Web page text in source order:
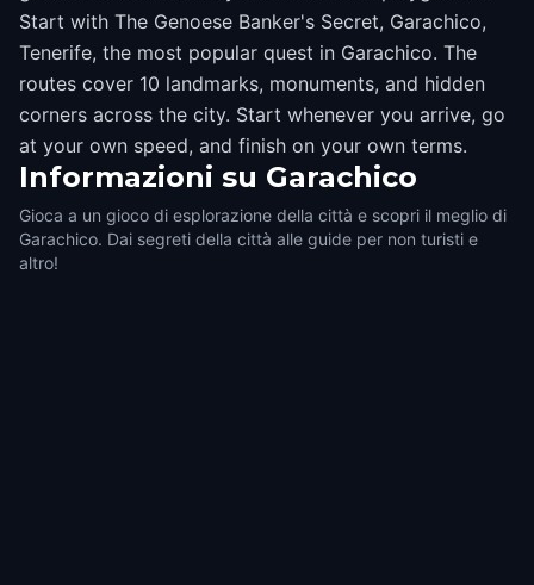
Start with The Genoese Banker's Secret, Garachico,
Tenerife, the most popular quest in Garachico. The
routes cover 10 landmarks, monuments, and hidden
corners across the city. Start whenever you arrive, go
at your own speed, and finish on your own terms.
Informazioni su Garachico
Gioca a un gioco di esplorazione della città e scopri il meglio di
Garachico. Dai segreti della città alle guide per non turisti e
altro!